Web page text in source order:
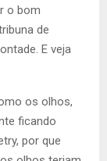
o bom
de
E veja
os olhos,
ficando
por que